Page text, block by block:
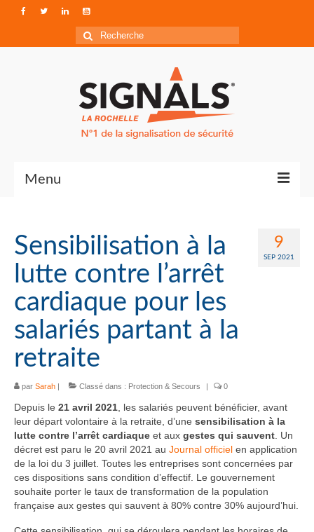
Rechercher
:
Menu
Qui sommes-nous ?
Accéder à Signals
9
SEP 2021
Sensibilisation à la
lutte contre l’arrêt
cardiaque pour les
salariés partant à la
retraite
par Sarah | Classé dans : Protection & Secours | 0
Depuis le 21 avril 2021 , les salariés peuvent bénéficier, avant
leur départ volontaire à la retraite, d’une sensibilisation à la
lutte contre l’arrêt cardiaque et aux gestes qui sauvent . Un
décret est paru le 20 avril 2021 au Journal officiel en application
de la loi du 3 juillet. Toutes les entreprises sont concernées par
ces dispositions sans condition d’effectif. Le gouvernement
souhaite porter le taux de transformation de la population
française aux gestes qui sauvent à 80% contre 30% aujourd’hui.